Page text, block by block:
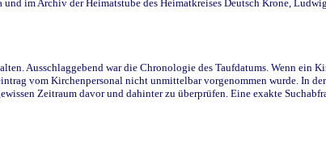
im Archiv der Heimatstube des Heimatkreises Deutsch Krone,
Ausschlaggebend war die Chronologie des Taufdatums. Wenn ein
vom Kirchenpersonal nicht unmittelbar vorgenommen wurde. In
Zeitraum davor und dahinter zu überprüfen. Eine exakte